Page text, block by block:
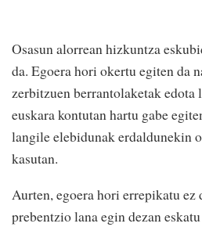
Osasun alorrean hizkuntza
da. Egoera hori okertu egiten da
zerbitzuen berrantolaketak edota
euskara kontutan hartu gabe
langile elebidunak erdaldunekin
kasutan.
Aurten, egoera hori errepikatu ez
prebentzio lana egin dezan